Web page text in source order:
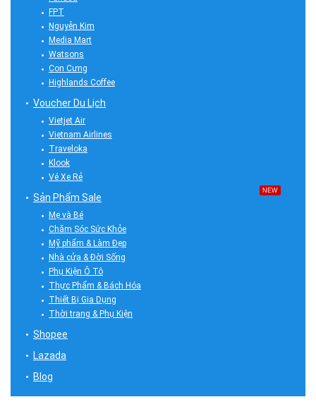
FPT
Nguyễn Kim
Media Mart
Watsons
Con Cưng
Highlands Coffee
Voucher Du Lịch
Vietjet Air
Vietnam Airlines
Traveloka
Klook
Vé Xe Rẻ
Sản Phẩm Sale
NEW
Mẹ và Bé
Chăm Sóc Sức Khỏe
Mỹ phẩm & Làm Đẹp
Nhà cửa & Đời Sống
Phụ Kiện Ô Tô
Thực Phẩm & Bách Hóa
Thiết Bị Gia Dụng
Thời trang & Phụ Kiện
Shopee
Lazada
Blog